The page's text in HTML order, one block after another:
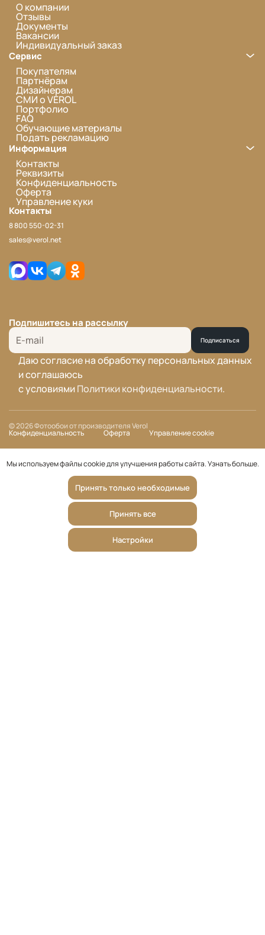
О компании
Отзывы
Документы
Вакансии
Индивидуальный заказ
Сервис
Покупателям
Партнёрам
Дизайнерам
СМИ о VEROL
Портфолио
FAQ
Обучающие материалы
Подать рекламацию
Информация
Контакты
Реквизиты
Конфиденциальность
Оферта
Управление куки
Контакты
8 800 550-02-31
sales@verol.net
Подпишитесь на рассылку
Подписаться
Даю согласие на обработку персональных данных
и соглашаюсь
с условиямиПолитики конфиденциальности.
© 2026 Фотообои от производителя Verol
Конфиденциальность Оферта Управление cookie
Мы используем файлы cookie для улучшения работы сайта.Узнать больше.
Принять только необходимые
Принять все
Настройки